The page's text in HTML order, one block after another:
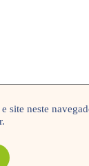
site neste